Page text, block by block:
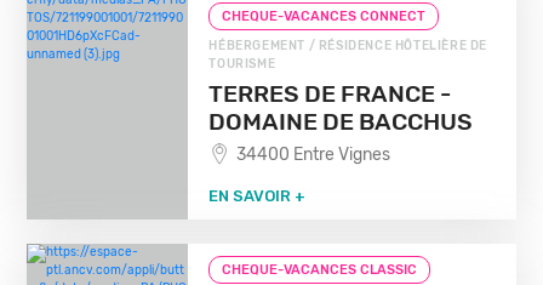
CHEQUE-VACANCES CONNECT
HÉBERGEMENT / RÉSIDENCE HÔTELIÈRE DE
TOURISME
TERRES DE FRANCE -
DOMAINE DE BACCHUS
34400 Entre Vignes
EN SAVOIR +
CHEQUE-VACANCES CLASSIC